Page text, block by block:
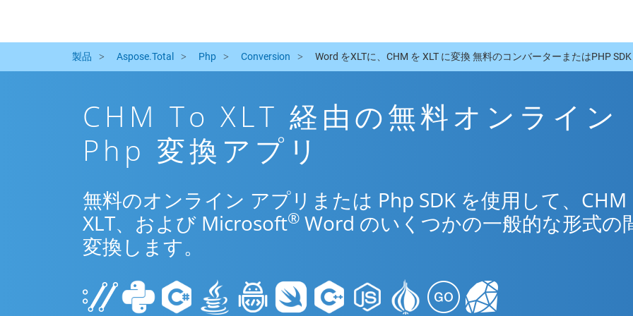
製品 Aspose.Total Php Conversion Word をXLTに、CHM を XLT に変換 無料のコンバーターまたはPHP SDK
CHM To XLT 経由の無料オンライン
Php 変換アプリ
無料のオンライン アプリまたは Php SDK を使用して、CHM
XLT、および Microsoft® Word のいくつかの一般的な形式の
変換します。